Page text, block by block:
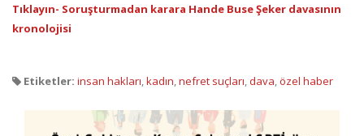
Tıklayın- Soruşturmadan karara Hande Buse Şeker davasının
kronolojisi
Etiketler: insan hakları,kadın,nefret suçları,dava,özel haber